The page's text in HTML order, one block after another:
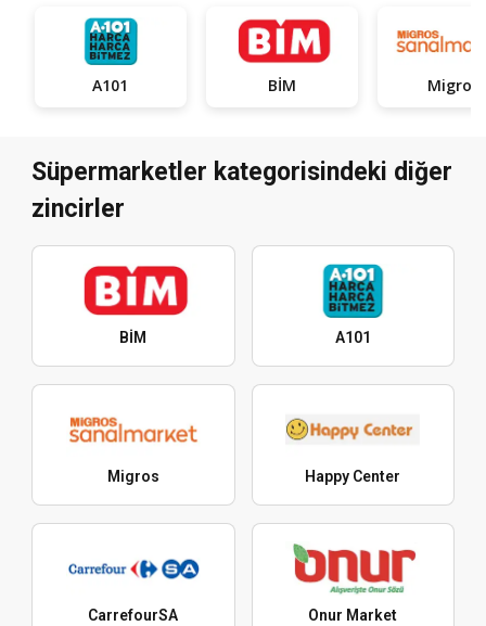
A101 BİM Migros
Süpermarketler kategorisindeki diğer
zincirler
BİM A101
Migros Happy Center
CarrefourSA Onur Market